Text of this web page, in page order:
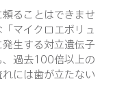
ることはできませ
マイクロエボリュ
生する対立遺伝子
、過去100倍以上の
には歯が立たない